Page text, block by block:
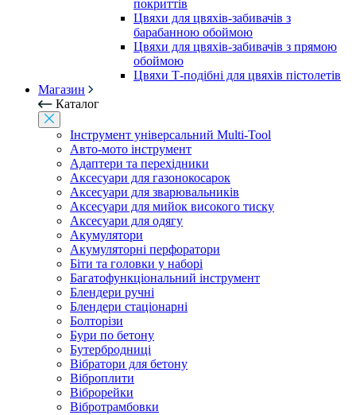
покриттів
Цвяхи для цвяхів-забивачів з
барабанною обоймою
Цвяхи для цвяхів-забивачів з прямою
обоймою
Цвяхи Т-подібні для цвяхів пістолетів
Магазин
Каталог
Інструмент універсальний Multi-Tool
Авто-мото інструмент
Адаптери та перехідники
Аксесуари для газонокосарок
Аксесуари для зварювальників
Аксесуари для мийок високого тиску
Аксесуари для одягу
Акумулятори
Акумуляторні перфоратори
Біти та головки у наборі
Багатофункціональний інструмент
Блендери ручні
Блендери стаціонарні
Болторізи
Бури по бетону
Бутербродниці
Вібратори для бетону
Віброплити
Віброрейки
Вібротрамбовки